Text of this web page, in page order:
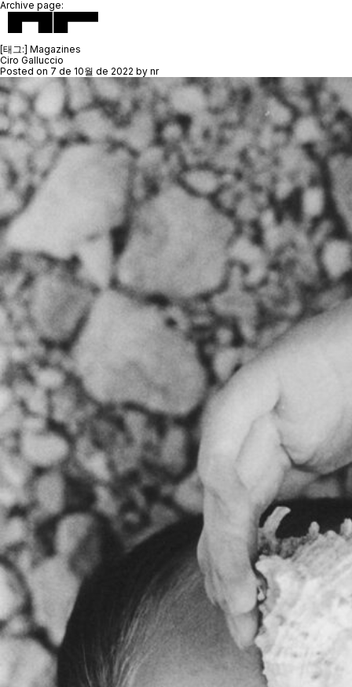
Archive page:
[태그:] Magazines
Ciro Galluccio
Posted on 7 de 10월 de 2022 by nr